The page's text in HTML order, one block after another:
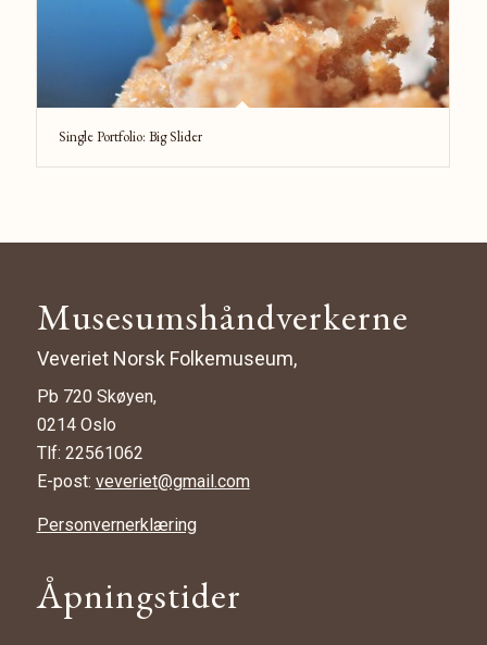
Single Portfolio: Big Slider
Musesumshåndverkerne
Veveriet Norsk Folkemuseum,
Pb 720 Skøyen,
0214 Oslo
Tlf: 22561062
E-post: veveriet@gmail.com
Personvernerklæring
Åpningstider